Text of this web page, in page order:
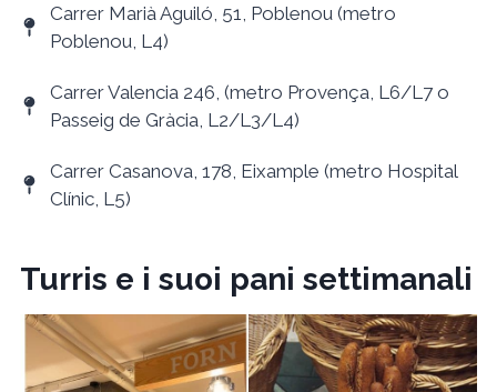
Carrer Marià Aguiló, 51, Poblenou (metro
Poblenou, L4)
Carrer Valencia 246, (metro Provença, L6/L7 o
Passeig de Gràcia, L2/L3/L4)
Carrer Casanova, 178, Eixample (metro Hospital
Clínic, L5)
Turris e i suoi pani settimanali